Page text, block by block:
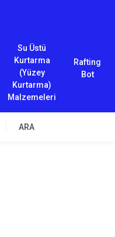
Su Üstü
Kurtarma
(Yüzey
Kurtarma)
Malzemeleri
Rafting
Bot
ARA